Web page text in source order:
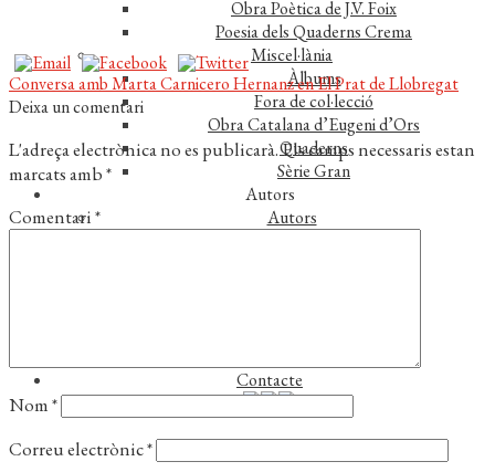
Obra Poètica de J.V. Foix
Poesia dels Quaderns Crema
Miscel·lània
Àlbums
Fora de col·lecció
Obra Catalana d’Eugeni d’Ors
Quaderns
Sèrie Gran
Autors
Autors
Contacte
Navegació
d'entrades
Entrada
anterior:
Conversa amb Marta Carnicero Hernanz en El Prat de Llobregat
Deixa un comentari
L'adreça electrònica no es publicarà.Els camps necessaris estan
marcats amb*
Comentari*
Nom*
Correu electrònic*